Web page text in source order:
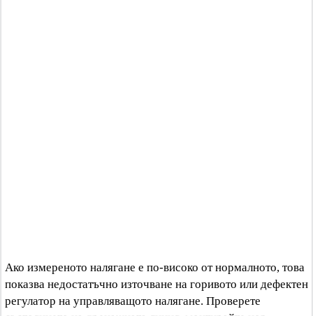
Ако измереното налягане е по-високо от нормалното, това
показва недостатъчно източване на горивото или дефектен
регулатор на управляващото налягане. Проверете